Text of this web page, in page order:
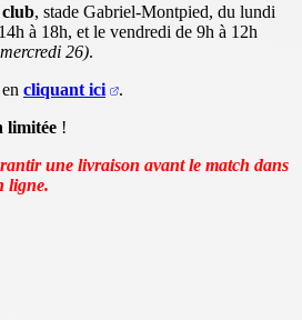
club, stade Gabriel-Montpied, du lundi
à 18h, et le vendredi de 9h à 12h
26).
en cliquant ici
.
limitée !
une livraison avant le match dans
ligne.